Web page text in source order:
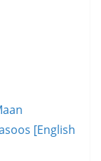
[English